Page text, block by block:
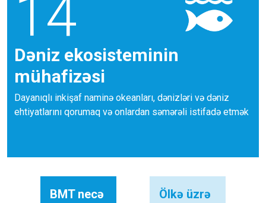
14
Dəniz ekosisteminin
mühafizəsi
Dayanıqlı inkişaf naminə okeanları, dənizləri və dəniz
ehtiyatlarını qorumaq və onlardan səmərəli istifadə etmək
BMT necə
Ölkə üzrə